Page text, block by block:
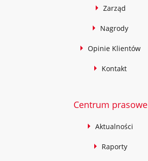
Zarząd
Nagrody
Opinie Klientów
Kontakt
Centrum prasowe
Aktualności
Raporty